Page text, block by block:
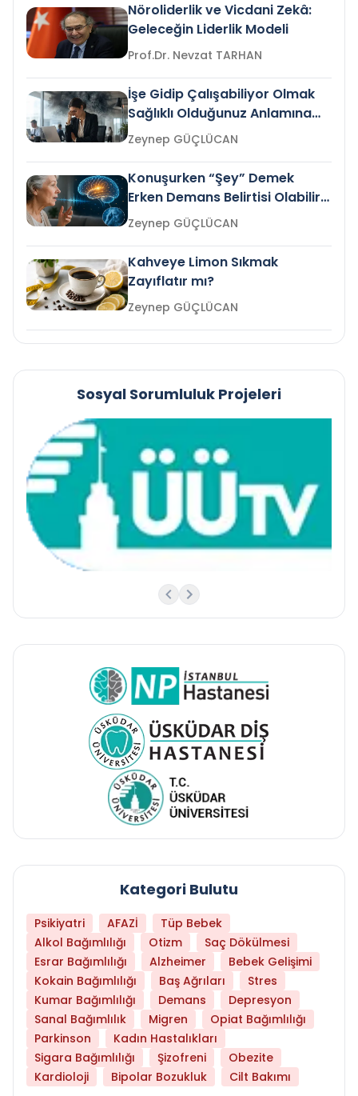
Nöroliderlik ve Vicdani Zekâ:
Geleceğin Liderlik Modeli
Prof.Dr. Nevzat TARHAN
İşe Gidip Çalışabiliyor Olmak
Sağlıklı Olduğunuz Anlamına
Gelir mi?Zeynep GÜÇLÜCAN
Konuşurken “Şey” Demek
Erken Demans Belirtisi Olabilir
mi?
Zeynep GÜÇLÜCAN
Kahveye Limon Sıkmak
Zayıflatır mı?
Zeynep GÜÇLÜCAN
Sosyal Sorumluluk Projeleri
Kategori Bulutu
Psikiyatri AFAZİ
Tüp Bebek
Alkol Bağımlılığı
Otizm
Saç Dökülmesi
Esrar Bağımlılığı
Alzheimer
Bebek Gelişimi
Kokain Bağımlılığı
Baş Ağrıları
Stres
Kumar Bağımlılığı
Demans
Depresyon
Sanal Bağımlılık
Migren
Opiat Bağımlılığı
Parkinson
Kadın Hastalıkları
Sigara Bağımlılığı
Şizofreni
Obezite
Kardioloji
Bipolar Bozukluk Cilt Bakımı